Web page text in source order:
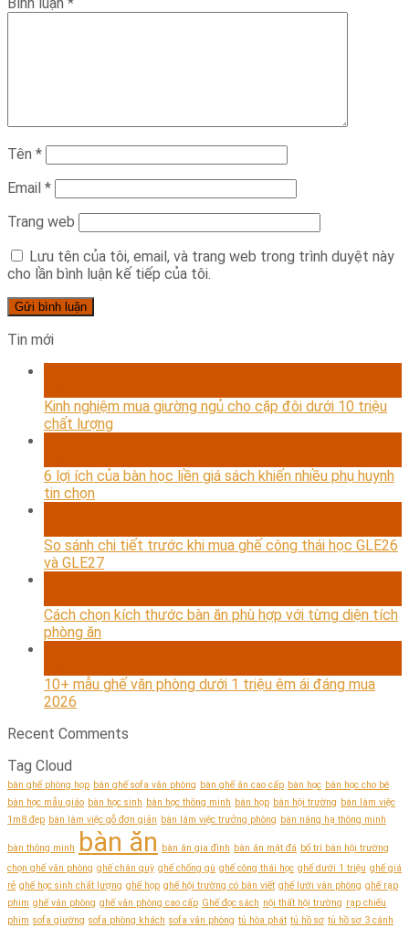
Tên *
Email *
Trang web
Lưu tên của tôi, email, và trang web trong trình duyệt này
cho lần bình luận kế tiếp của tôi.
Tin mới
Kinh nghiệm mua giường ngủ cho cặp đôi dưới 10 triệu
chất lượng
6 lợi ích của bàn học liền giá sách khiến nhiều phụ huynh
tin chọn
So sánh chi tiết trước khi mua ghế công thái học GLE26
và GLE27
Cách chọn kích thước bàn ăn phù hợp với từng diện tích
phòng ăn
10+ mẫu ghế văn phòng dưới 1 triệu êm ái đáng mua
2026
Recent Comments
Tag Cloud
bàn ghế phòng họp bàn ghế sofa văn phòng bàn ghế ăn cao cấp bàn học bàn học cho bé
bàn học mẫu giáo bàn học sinh bàn học thông minh bàn họp bàn hội trường bàn làm việc
1m8 đẹp bàn làm việc gỗ đơn giản bàn làm việc trưởng phòng bàn nâng hạ thông minh
bàn thông minh bàn ăn bàn ăn gia đình bàn ăn mặt đá bố trí bàn hội trường
chọn ghế văn phòng ghế chân quỳ ghế chống gù ghế công thái học ghế dưới 1 triệu ghế giá
rẻ ghế học sinh chất lượng ghế họp ghế hội trường có bàn viết ghế lưới văn phòng ghế rạp
phim ghế văn phòng ghế văn phòng cao cấp Ghế đọc sách nội thất hội trường rạp chiếu
phim sofa giường sofa phòng khách sofa văn phòng tủ hòa phát tủ hồ sơ tủ hồ sơ 3 cánh